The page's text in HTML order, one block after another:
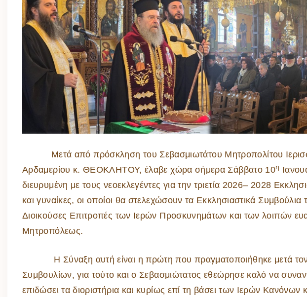
Μετά από πρόσκληση του Σεβασμιωτάτου Μητροπολίτου
Αρδαμερίου κ. ΘΕΟΚΛΗΤΟΥ, έλαβε χώρα σήμερα Σάββατο 10η
διευρυμένη με τους νεοεκλεγέντες για την τριετία 2026– 2028
και γυναίκες, οι οποίοι θα στελεχώσουν τα Εκκλησιαστικά
Διοικούσες Επιτροπές των Ιερών Προσκυνημάτων και των λοιπών
Μητροπόλεως.
Η Σύναξη αυτή είναι η πρώτη που πραγματοποιήθηκε μετά τον
Συμβουλίων, για τούτο και ο Σεβασμιώτατος εθεώρησε καλό να
επιδώσει τα διοριστήρια και κυρίως επί τη βάσει των Ιερών Κανόνων